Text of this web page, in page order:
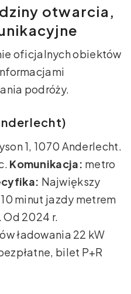
otwarcia,
oficjalnych obiektów
podróży.
1, 1070 Anderlecht.
Komunikacja: metro
Największy
minut jazdy metrem
Od 2024 r.
ładowania 22 kW
bilet P+R